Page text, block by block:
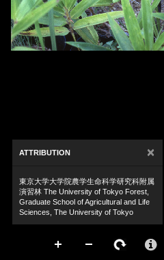
ATTRIBUTION ×
東京大学大学院農学生命科学研究科附属
演習林 The University of Tokyo Forest,
Graduate School of Agricultural and Life
Sciences, The University of Tokyo